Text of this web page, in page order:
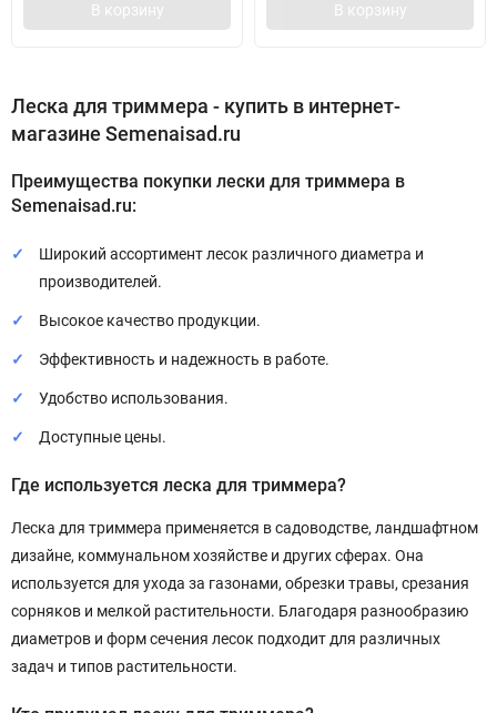
В корзину В корзину
Леска для триммера - купить в интернет-
магазине Semenaisad.ru
Преимущества покупки лески для триммера в
Semenaisad.ru:
Широкий ассортимент лесок различного диаметра и
производителей.
Высокое качество продукции.
Эффективность и надежность в работе.
Удобство использования.
Доступные цены.
Где используется леска для триммера?
Леска для триммера применяется в садоводстве, ландшафтном
дизайне, коммунальном хозяйстве и других сферах. Она
используется для ухода за газонами, обрезки травы, срезания
сорняков и мелкой растительности. Благодаря разнообразию
диаметров и форм сечения лесок подходит для различных
задач и типов растительности.